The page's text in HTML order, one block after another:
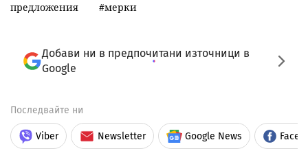
предложения
мерки
Добави ни в предпочитани източници в
Google
Последвайте ни
Viber Newsletter Google News